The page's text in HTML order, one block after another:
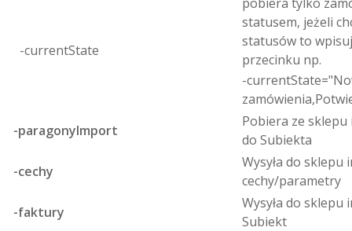
-currentState
statusem, jeżeli
statusów to
przecinku np.
-
-paragonyImport
Pobiera ze
do Subiekta
-cechy
Wysyła do
cechy/parametry
-faktury
Wysyła do
Subiekt